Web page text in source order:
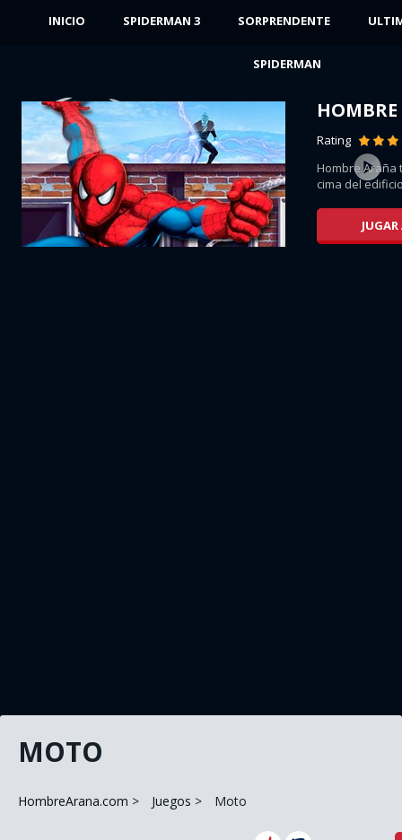
INICIO SPIDERMAN 3 SORPRENDENTE
SPIDERMAN
Rating
Hombre Araña
cima del
MOTO
HombreArana.com Juegos Moto